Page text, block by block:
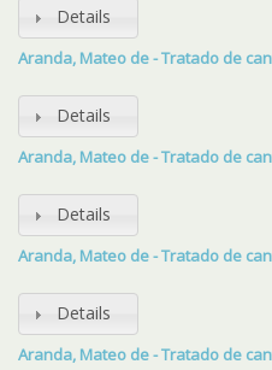
Details
Aranda, Mateo de - Tratado de
Details
Aranda, Mateo de - Tratado de
Details
Aranda, Mateo de - Tratado de
Details
Aranda, Mateo de - Tratado de